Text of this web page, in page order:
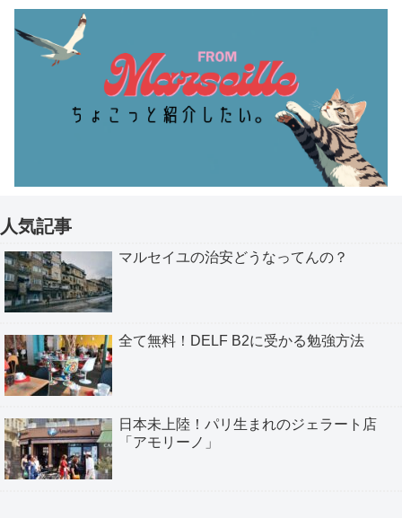
人気記事
マルセイユの治安どうなってんの？
全て無料！DELF B2に受かる勉強方法
日本未上陸！パリ生まれのジェラート店
「アモリーノ」